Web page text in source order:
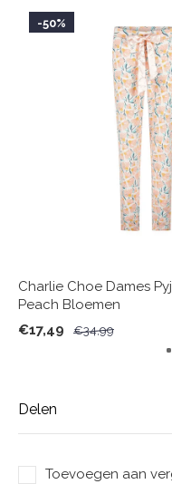
-50%
Charlie Choe Dames
Peach Bloemen
€17,49
€34,99
Delen
Toevoegen aan